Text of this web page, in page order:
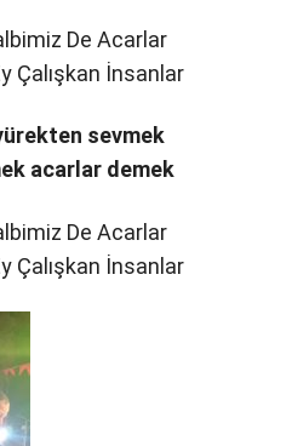
De Acarlar
Çalışkan İnsanlar
sevmek
acarlar demek
De Acarlar
Çalışkan İnsanlar